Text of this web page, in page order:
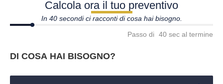
Calcola ora il tuo preventivo
In 40 secondi ci racconti di cosa hai bisogno.
Passo di - 40 sec al termine
12%
DI COSA HAI BISOGNO?